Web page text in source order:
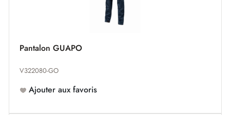
Pantalon GUAPO
V322080-GO
Ajouter aux favoris